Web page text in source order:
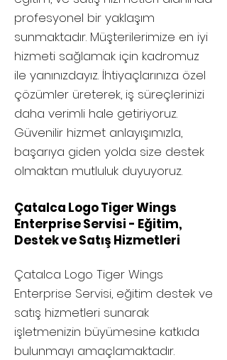
profesyonel bir yaklaşım
sunmaktadır. Müşterilerimize en iyi
hizmeti sağlamak için kadromuz
ile yanınızdayız. İhtiyaçlarınıza özel
çözümler üreterek, iş süreçlerinizi
daha verimli hale getiriyoruz.
Güvenilir hizmet anlayışımızla,
başarıya giden yolda size destek
olmaktan mutluluk duyuyoruz.
Çatalca Logo Tiger Wings
Enterprise Servisi - Eğitim,
Destek ve Satış Hizmetleri
Çatalca Logo Tiger Wings
Enterprise Servisi, eğitim destek ve
satış hizmetleri sunarak
işletmenizin büyümesine katkıda
bulunmayı amaçlamaktadır.